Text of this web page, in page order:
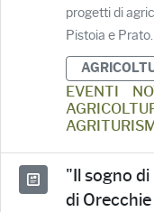
progetti di
Pistoia e
EVENTI
"Il sogno
di